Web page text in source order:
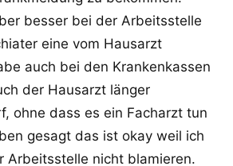
besser bei der Arbeitsstelle
eine vom Hausarzt
auch bei den Krankenkassen
der Hausarzt länger
ohne dass es ein Facharzt tun
gesagt das ist okay weil ich
Arbeitsstelle nicht blamieren.